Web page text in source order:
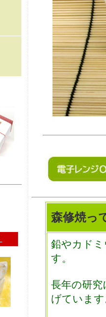
森修焼っ
鉛やカド
す。
長年の研
げていま